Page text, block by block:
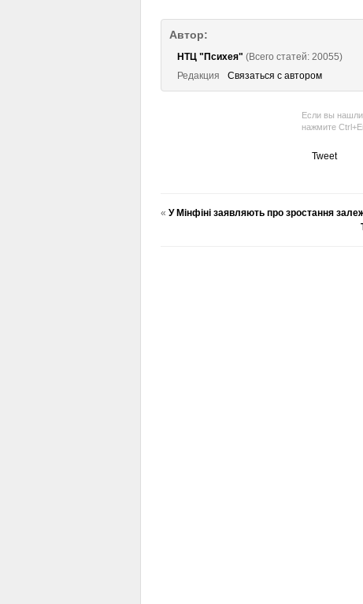
Автор:
НТЦ "Психея" (Всего статей: 20055)
Редакция
Связаться с автором
Если вы нашли
нажмите
Tweet
« У Мінфіні заявляють про зростання